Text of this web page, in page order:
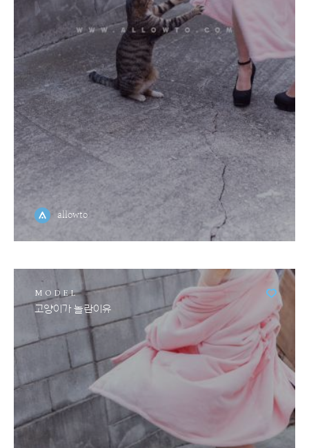
allowto
MODEL
고양이가 놀란이유